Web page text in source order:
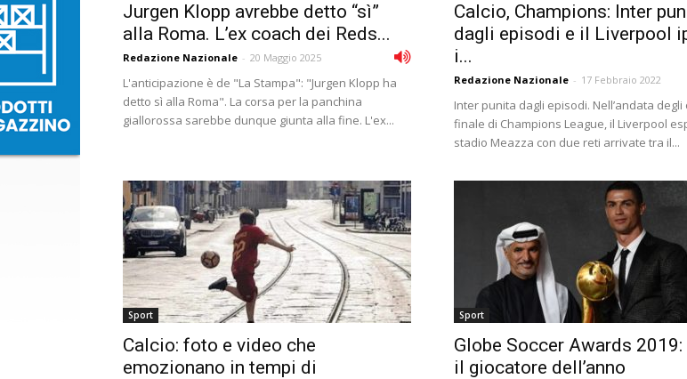
Jurgen Klopp avrebbe detto “sì”
alla Roma. L’ex coach dei Reds...
Redazione Nazionale - 20 Maggio 2025
L'anticipazione è de "La Stampa": "Jurgen Klopp ha
detto sì alla Roma". La corsa per la panchina
giallorossa sarebbe dunque giunta alla fine. L'ex...
Calcio, Champions: Inter
dagli episodi e il Liverpool
i...
Redazione Nazionale - 17 Febbraio 2022
Inter punita dagli episodi. Nell’andata degli
finale di Champions League, il Liverpool
stadio Meazza con due reti arrivate tra il...
Sport
Calcio: foto e video che
emozionano in tempi di
Sport
Globe Soccer Awards 2019:
il giocatore dell’anno